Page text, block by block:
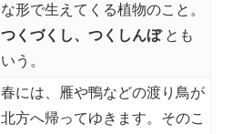
な形で生えてくる植物のこと。
つくづくし、つくしんぼとも
いう。
春には、雁や鴨などの渡り鳥が
北方へ帰ってゆきます。そのこ